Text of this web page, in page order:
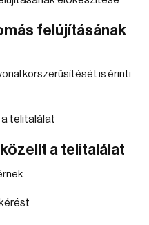
felújításának
korszerűsítését is érinti
a telitalálat